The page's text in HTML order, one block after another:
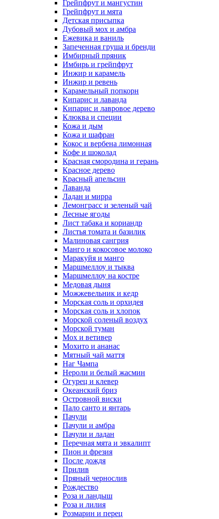
Грейпфрут и мангустин
Грейпфрут и мята
Детская присыпка
Дубовый мох и амбра
Ежевика и ваниль
Запеченная груша и бренди
Имбирный пряник
Имбирь и грейпфрут
Инжир и карамель
Инжир и ревень
Карамельный попкорн
Кипарис и лаванда
Кипарис и лавровое дерево
Клюква и специи
Кожа и дым
Кожа и шафран
Кокос и вербена лимонная
Кофе и шоколад
Красная смородина и герань
Красное дерево
Красный апельсин
Лаванда
Ладан и мирра
Лемонграсс и зеленый чай
Лесные ягоды
Лист табака и кориандр
Листья томата и базилик
Малиновая сангрия
Манго и кокосовое молоко
Маракуйя и манго
Маршмеллоу и тыква
Маршмеллоу на костре
Медовая дыня
Можжевельник и кедр
Морская соль и орхидея
Морская соль и хлопок
Морской соленый воздух
Морской туман
Мох и ветивер
Мохито и ананас
Мятный чай маття
Наг Чампа
Нероли и белый жасмин
Огурец и клевер
Океанский бриз
Островной виски
Пало санто и янтарь
Пачули
Пачули и амбра
Пачули и ладан
Перечная мята и эвкалипт
Пион и фрезия
После дождя
Прилив
Пряный чернослив
Рождество
Роза и ландыш
Роза и лилия
Розмарин и перец